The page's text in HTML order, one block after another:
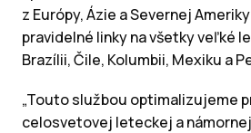
z Európy, Ázie a Severnej
pravidelné linky na všetky veľké
Brazílii, Čile, Kolumbii, Mexiku a
„Touto službou optimalizujeme
celosvetovej leteckej a